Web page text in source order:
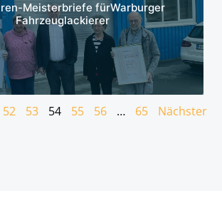
Meisterbriefe fürWarburger
Fahrzeuglackierer
52 53 54 55 56 … 65 Nächster